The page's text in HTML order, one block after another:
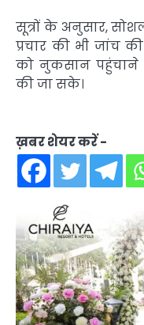
सूत्रों के अनुसार,
प्रचार की भी जांच
को नुकसान पहुंचाने
की जा सके।
ख़बर शेयर करें -